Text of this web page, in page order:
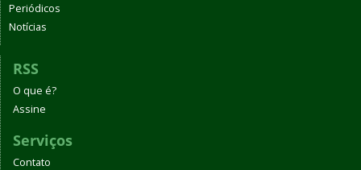
Periódicos
Notícias
RSS
O que é?
Assine
Serviços
Contato